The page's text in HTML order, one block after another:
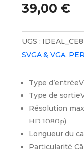
39,00 €
UGS :
SVGA & VGA,
Type d’entrée
Type de sortie
Résolution
HD 1080p)
Longueur du
Particularité